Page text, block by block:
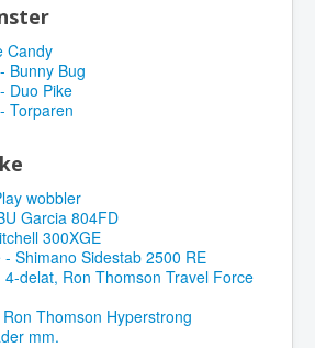
Candy
Bunny Bug
Duo Pike
Torparen
wobbler
Garcia 804FD
300XGE
- Shimano Sidestab 2500 RE
4-delat, Ron Thomson Travel Force
Thomson Hyperstrong
mm.